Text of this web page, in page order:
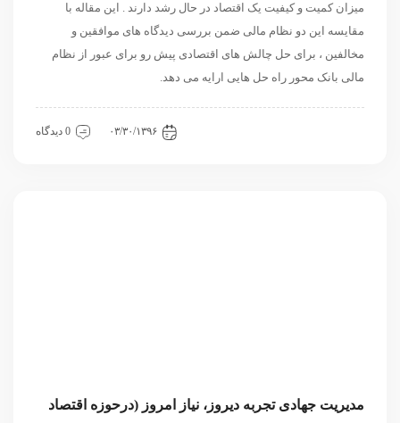
میزان کمیت و کیفیت یک اقتصاد در حال رشد دارند . این مقاله با
مقایسه این دو نظام مالی ضمن بررسی دیدگاه های موافقین و
مخالفین ، برای حل چالش های اقتصادی پیش رو برای عبور از نظام
مالی بانک محور راه حل هایی ارایه می دهد.
۰۳/۳۰/۱۳۹۶ 0 دیدگاه
مدیریت جهادی تجربه دیروز، نیاز امروز (درحوزه اقتصاد